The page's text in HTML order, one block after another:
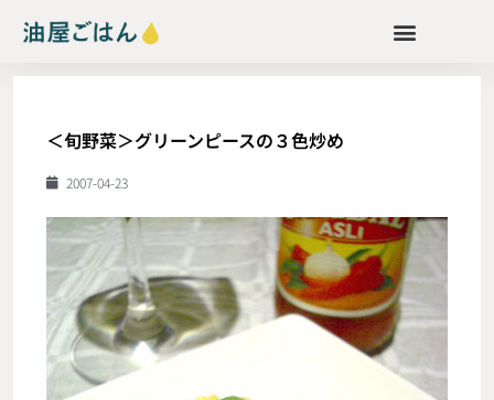
＜旬野菜＞グリーンピースの３色炒め
2007-04-23